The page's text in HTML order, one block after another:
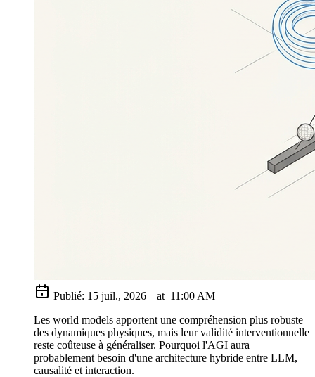
Publié: 15 juil., 2026 | at 11:00 AM
Les world models apportent une compréhension plus robuste
des dynamiques physiques, mais leur validité interventionnelle
reste coûteuse à généraliser. Pourquoi l'AGI aura
probablement besoin d'une architecture hybride entre LLM,
causalité et interaction.